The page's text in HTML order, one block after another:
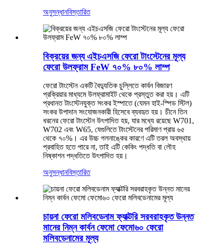
অনুসন্ধানবিস্তারিত
বিক্রয়ের জন্য এইচএসজি ফেরো টাংস্টেনের মূল্য
ফেরো উলফ্রাম FeW ৭০% ৮০% লাম্প
ফেরো টাংস্টেন একটি বৈদ্যুতিক চুল্লিতে কার্বন বিজারণ
প্রক্রিয়ার মাধ্যমে উলফ্রামাইট থেকে প্রস্তুত করা হয়। এটি
প্রধানত টাংস্টেনযুক্ত সংকর ইস্পাতে (যেমন হাই-স্পিড স্টিল)
সংকর উপাদান সংযোজনকারী হিসেবে ব্যবহৃত হয়। চীনে তিন
ধরনের ফেরো টাংস্টেন উৎপাদিত হয়, যার মধ্যে রয়েছে W701,
W702 এবং W65, যেগুলিতে টাংস্টেনের পরিমাণ প্রায় ৬৫ ​​
থেকে ৭০%। এর উচ্চ গলনাঙ্কের কারণে এটি তরল অবস্থায়
প্রবাহিত হতে পারে না, তাই এটি কেকিং পদ্ধতি বা লৌহ
নিষ্কাশন পদ্ধতিতে উৎপাদিত হয়।
অনুসন্ধানবিস্তারিত
চায়না ফেরো মলিবডেনাম ফ্যাক্টরি সরবরাহকৃত উন্নত
মানের নিম্ন কার্বন ফেমো ফেমো৬০ ফেরো
মলিবডেনামের মূল্য